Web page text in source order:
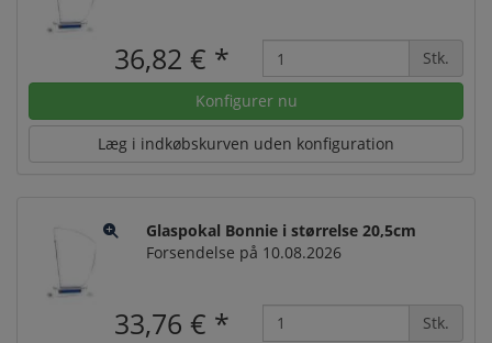
36,82 € * Stk.
Konfigurer nu
Læg i indkøbskurven uden konfiguration
Glaspokal Bonnie i størrelse 20,5cm
Forsendelse på 10.08.2026
33,76 € * Stk.